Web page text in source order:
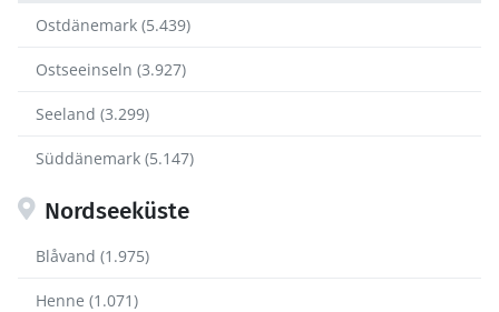
Ostdänemark (5.439)
Ostseeinseln (3.927)
Seeland (3.299)
Süddänemark (5.147)
Nordseeküste
Blåvand (1.975)
Henne (1.071)